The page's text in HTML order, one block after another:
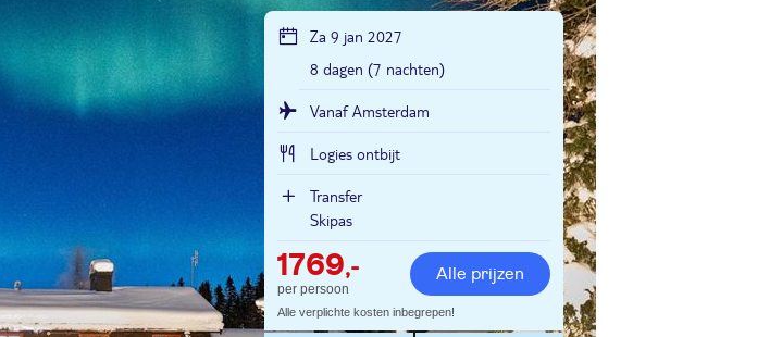
Za 9 jan 2027
8 dagen (7 nachten)
Vanaf Amsterdam
Logies ontbijt
Transfer
Skipas
1769,-
per persoon
Alle prijzen
Alle verplichte kosten inbegrepen!